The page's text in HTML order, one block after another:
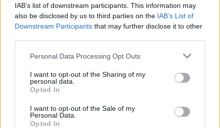
IAB’s list of downstream participants. This information may
also be disclosed by us to third parties on the IAB’s List of
Downstream Participants that may further disclose it to other
Please note that this website/app uses one or more Google
not limited to your visit or usage behaviour. You may click to
grant or deny consent to Google and its third-party tags to
use your data for below specified purposes in below Google
consent section.
Personal Data Processing Opt Outs
I want to opt-out of the Sharing of my
personal data.
Opted In
I want to opt-out of the Sale of my
Personal Data.
Opted In
Puoi abbonarti asoli € 1,10 al mese
cliccandoqui
Sei già abbonato?
Puoi effettuare l'accesso andando nella
sezione
cliccandoqui